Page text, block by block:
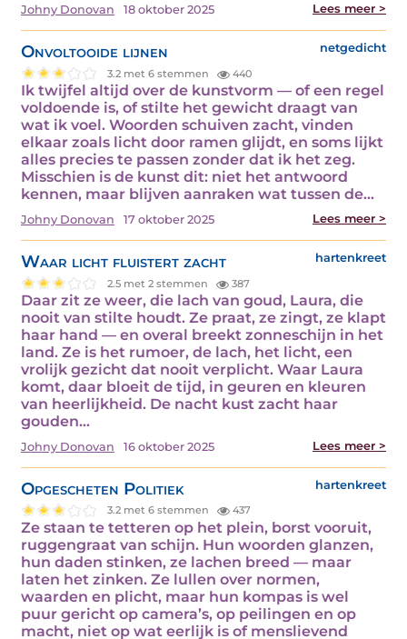
Johny Donovan 18 oktober 2025 Lees meer >
Onvoltooide lijnen netgedicht
3.2 met 6 stemmen 440
Ik twijfel altijd over de kunstvorm — of een regel
voldoende is, of stilte het gewicht draagt van
wat ik voel. Woorden schuiven zacht, vinden
elkaar zoals licht door ramen glijdt, en soms lijkt
alles precies te passen zonder dat ik het zeg.
Misschien is de kunst dit: niet het antwoord
kennen, maar blijven aanraken wat tussen de…
Johny Donovan 17 oktober 2025 Lees meer >
Waar licht fluistert zacht hartenkreet
2.5 met 2 stemmen 387
Daar zit ze weer, die lach van goud, Laura, die
nooit van stilte houdt. Ze praat, ze zingt, ze klapt
haar hand — en overal breekt zonneschijn in het
land. Ze is het rumoer, de lach, het licht, een
vrolijk gezicht dat nooit verplicht. Waar Laura
komt, daar bloeit de tijd, in geuren en kleuren
van heerlijkheid. De nacht kust zacht haar
gouden…
Johny Donovan 16 oktober 2025 Lees meer >
Opgescheten Politiek hartenkreet
3.2 met 6 stemmen 437
Ze staan te tetteren op het plein, borst vooruit,
ruggengraat van schijn. Hun woorden glanzen,
hun daden stinken, ze lachen breed — maar
laten het zinken. Ze lullen over normen,
waarden en plicht, maar hun kompas is wel
puur gericht op camera’s, op peilingen en op
macht, niet op wat eerlijk is of menslievend